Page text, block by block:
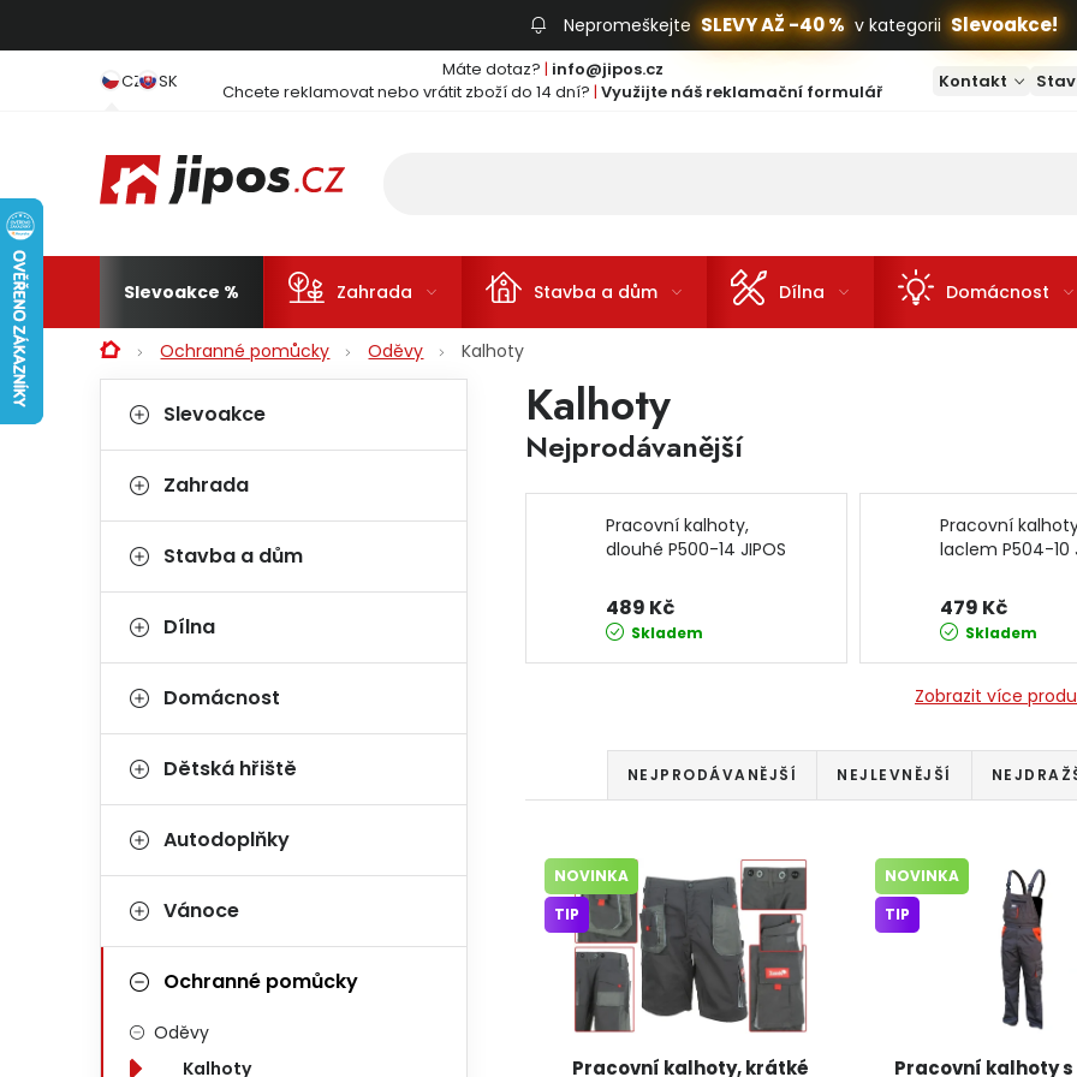
Nepromeškejte SLEVY AŽ -40 % v kategorii Slevoakce!
CZ SK Máte dotaz? | info@jipos.cz
Chcete reklamovat nebo vrátit zboží do 14 dní? | Využijte náš reklamační formulář Kontakt
Slevoakce Zahrada Stavba a dům Dílna Domácnost
DomůOchranné pomůcky Oděvy Kalhoty
Postranní panel
Kategorie
Slevoakce
Zahrada
Stavba a dům
Dílna
Domácnost
Dětská hřiště
Autodoplňky
Vánoce
Ochranné pomůcky
Oděvy
Kalhoty
Kalhoty
Nejprodávanější
Pracovní kalhoty,
dlouhé P500-14 JIPOS
489 Kč
Skladem
Pracovní
laclem P504-10
479 Kč
Skladem
Zobrazit více
Řazení produktů
NEJPRODÁVANĚJŠÍ NEJLEVNĚJŠÍ
Výpis produktů
Pracovní kalhoty, krátké
NOVINKA
TIP
Pracovní kalhoty
NOVINKA
TIP